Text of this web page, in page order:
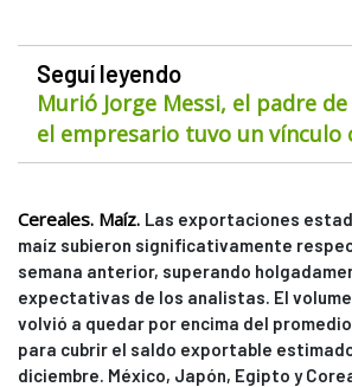
Seguí leyendo
Murió Jorge Messi, el padre
el empresario tuvo un vínculo
Cereales. Maíz. Las exportaciones
maíz subieron significativamente
semana anterior, superando
expectativas de los analistas. El
volvió a quedar por encima del
para cubrir el saldo exportable
diciembre. México, Japón, Egipto y